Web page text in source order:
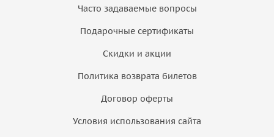
Часто задаваемые вопросы
Подарочные сертификаты
Скидки и акции
Политика возврата билетов
Договор оферты
Условия использования сайта